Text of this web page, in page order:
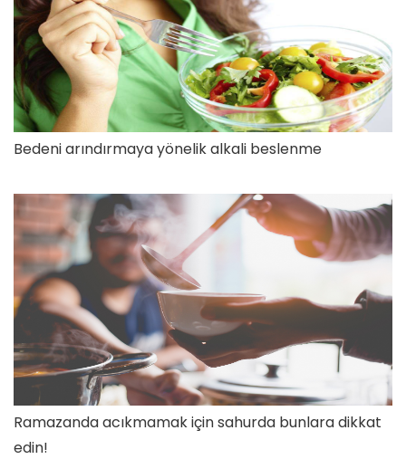
Bedeni arındırmaya yönelik alkali beslenme
Ramazanda acıkmamak için sahurda bunlara dikkat
edin!